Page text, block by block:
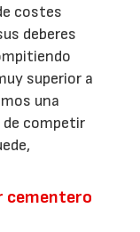
costes
deberes
superior a
una
competir
cementero